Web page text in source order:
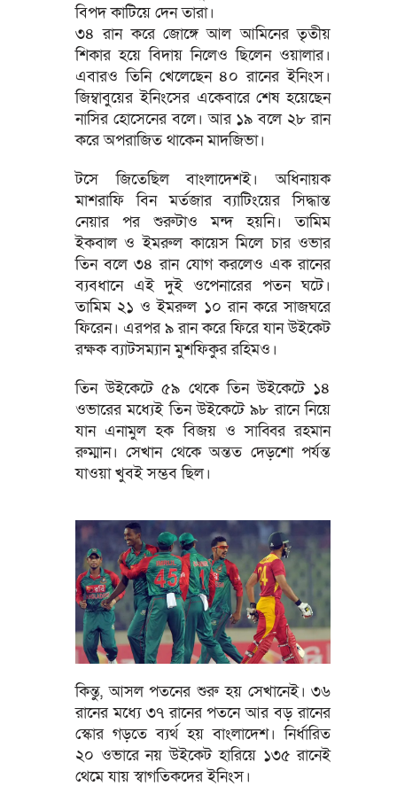
বিপদ কাটিয়ে দেন তারা।
৩৪ রান করে জোঙ্গে আল আমিনের তৃতীয়
শিকার হয়ে বিদায় নিলেও ছিলেন ওয়ালার।
এবারও তিনি খেলেছেন ৪০ রানের ইনিংস।
জিম্বাবুয়ের ইনিংসের একেবারে শেষ হয়েছেন
নাসির হোসেনের বলে। আর ১৯ বলে ২৮ রান
করে অপরাজিত থাকেন মাদজিভা।
টসে জিতেছিল বাংলাদেশই। অধিনায়ক
মাশরাফি বিন মর্তজার ব্যাটিংয়ের সিদ্ধান্ত
নেয়ার পর শুরুটাও মন্দ হয়নি। তামিম
ইকবাল ও ইমরুল কায়েস মিলে চার ওভার
তিন বলে ৩৪ রান যোগ করলেও এক রানের
ব্যবধানে এই দুই ওপেনারের পতন ঘটে।
তামিম ২১ ও ইমরুল ১০ রান করে সাজঘরে
ফিরেন। এরপর ৯ রান করে ফিরে যান উইকেট
রক্ষক ব্যাটসম্যান মুশফিকুর রহিমও।
তিন উইকেটে ৫৯ থেকে তিন উইকেটে ১৪
ওভারের মধ্যেই তিন উইকেটে ৯৮ রানে নিয়ে
যান এনামুল হক বিজয় ও সাব্বির রহমান
রুম্মান। সেখান থেকে অন্তত দেড়শো পর্যন্ত
যাওয়া খুবই সম্ভব ছিল।
কিন্তু, আসল পতনের শুরু হয় সেখানেই। ৩৬
রানের মধ্যে ৩৭ রানের পতনে আর বড় রানের
স্কোর গড়তে ব্যর্থ হয় বাংলাদেশ। নির্ধারিত
২০ ওভারে নয় উইকেট হারিয়ে ১৩৫ রানেই
থেমে যায় স্বাগতিকদের ইনিংস।